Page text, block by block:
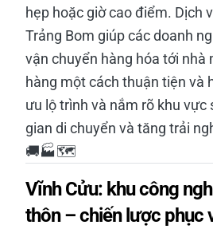
hẹp hoặc giờ cao điểm. Dịch
Trảng Bom giúp các doanh
vận chuyển hàng hóa tới nhà
hàng một cách thuận tiện và
ưu lộ trình và nắm rõ khu vực
gian di chuyển và tăng trải
🚚🏭🗺️
Vĩnh Cửu: khu công
thôn – chiến lược phục